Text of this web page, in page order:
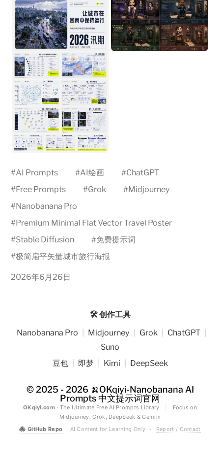
#AI Prompts #AI绘画 #ChatGPT
#Free Prompts #Grok #Midjourney
#Nanobanana Pro
#Premium Minimal Flat Vector Travel Poster
#Stable Diffusion #免费提示词
#极简扁平矢量城市旅行海报
2026年6月26日
🛠️ 创作工具
Nanobanana Pro
Midjourney Grok ChatGPT
Suno
豆包
即梦 Kimi DeepSeek
© 2025 - 2026 🍌OKqiyi-Nanobanana AI
Prompts 中文提示词官网
OKqiyi.com· The Ultimate Free AI Prompts Library
Focus on
Midjourney, Grok, DeepSeek & Gemini
🐙 GitHub Repo AI Content for Learning Only · Report / Contact